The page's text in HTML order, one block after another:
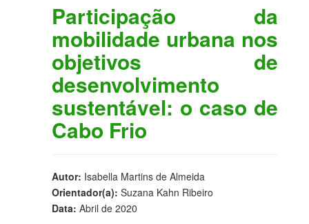
Participação da
mobilidade urbana nos
objetivos de
desenvolvimento
sustentável: o caso de
Cabo Frio
Autor: Isabella Martins de Almeida
Orientador(a): Suzana Kahn Ribeiro
Data: Abril de 2020